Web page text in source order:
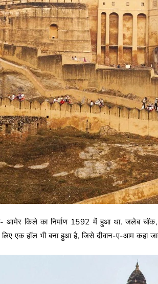
आमेर किले का निर्माण 1592 में हुआ था. जलेब
एक हॉल भी बना हुआ है, जिसे दीवान-ए-आम कहा